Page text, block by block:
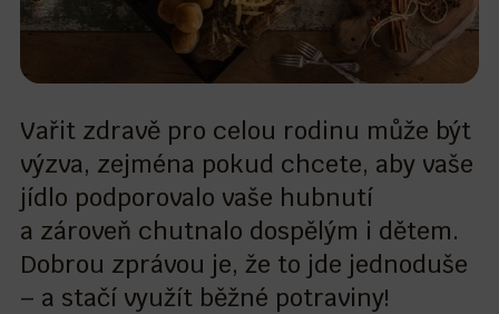
Vařit zdravě pro celou rodinu může být
výzva, zejména pokud chcete, aby vaše
jídlo podporovalo vaše hubnutí
a zároveň chutnalo dospělým i dětem.
Dobrou zprávou je, že to jde jednoduše
– a stačí využít běžné potraviny!